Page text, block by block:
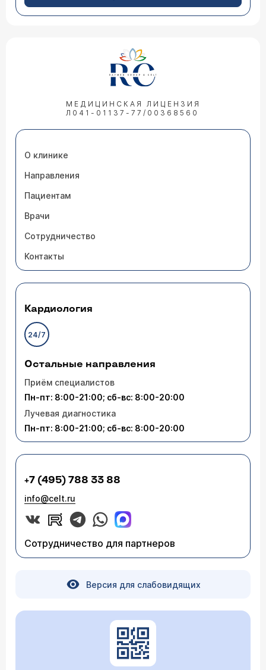
МЕДИЦИНСКАЯ ЛИЦЕНЗИЯ
Л041-01137-77/00368560
О клинике
Направления
Пациентам
Врачи
Сотрудничество
Контакты
Кардиология
24/7
Остальные направления
Приём специалистов
Пн-пт: 8:00-21:00; сб-вс: 8:00-20:00
Лучевая диагностика
Пн-пт: 8:00-21:00; сб-вс: 8:00-20:00
+7 (495) 788 33 88
info@celt.ru
Сотрудничество для партнеров
Версия для слабовидящих